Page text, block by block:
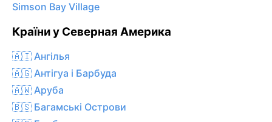
Simson Bay Village
Країни у Северная Америка
🇦🇮 Ангілья
🇦🇬 Антігуа і Барбуда
🇦🇼 Аруба
🇧🇸 Багамські Острови